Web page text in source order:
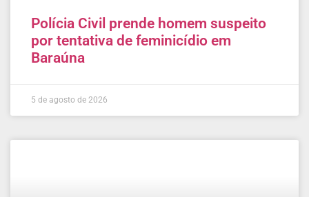
Polícia Civil prende homem suspeito
por tentativa de feminicídio em
Baraúna
5 de agosto de 2026